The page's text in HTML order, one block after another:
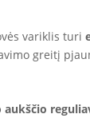
variklis turi
greitį